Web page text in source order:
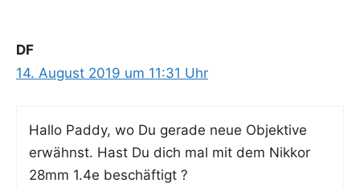
DF
14. August 2019 um 11:31 Uhr
Hal­lo Pad­dy, wo Du gera­de neue Objek­ti­ve
erwähnst. Hast Du dich mal mit dem Nik­kor
28mm 1.4e beschäftigt ?